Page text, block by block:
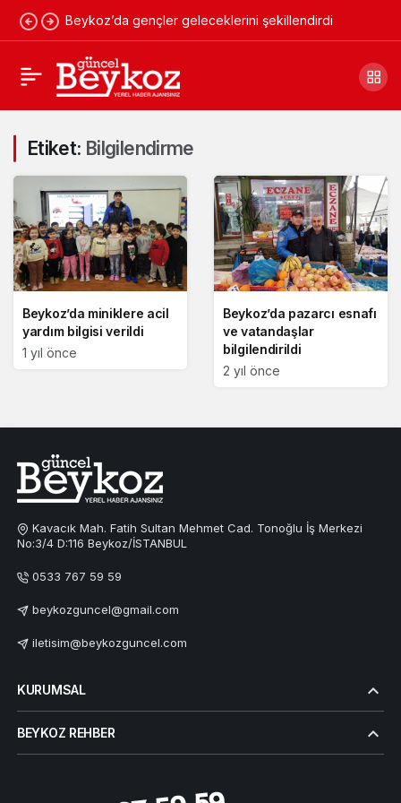
Beykoz’da gençler geleceklerini şekillendirdi
Etiket: Bilgilendirme
Beykoz’da miniklere acil
yardım bilgisi verildi
1 yıl önce
Beykoz’da pazarcı esnafı
ve vatandaşlar
bilgilendirildi
2 yıl önce
Kavacık Mah. Fatih Sultan Mehmet Cad. Tonoğlu İş Merkezi
No:3/4 D:116 Beykoz/İSTANBUL
0533 767 59 59
beykozguncel@gmail.com
iletisim@beykozguncel.com
KURUMSAL
BEYKOZ REHBER